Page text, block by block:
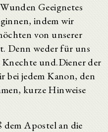
Geeignetes
indem wir
von unserer
Denn weder für uns
und.Diener der
bei jedem Kanon, den
kurze Hinweise
dem Apostel an die